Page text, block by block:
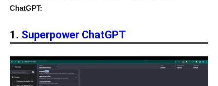
ChatGPT:
1. Superpower ChatGPT